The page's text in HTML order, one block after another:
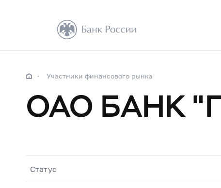
Участники финансового рынка
ОАО БАНК
Статус